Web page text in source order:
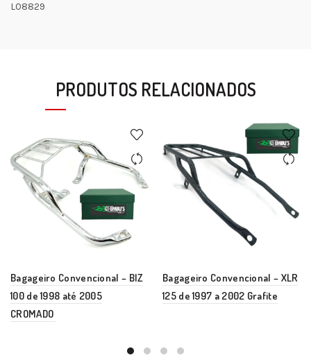
L08829
PRODUTOS RELACIONADOS
Bagageiro Convencional – BIZ
100 de 1998 até 2005
CROMADO
Bagageiro Convencional – XLR
125 de 1997 a 2002 Grafite